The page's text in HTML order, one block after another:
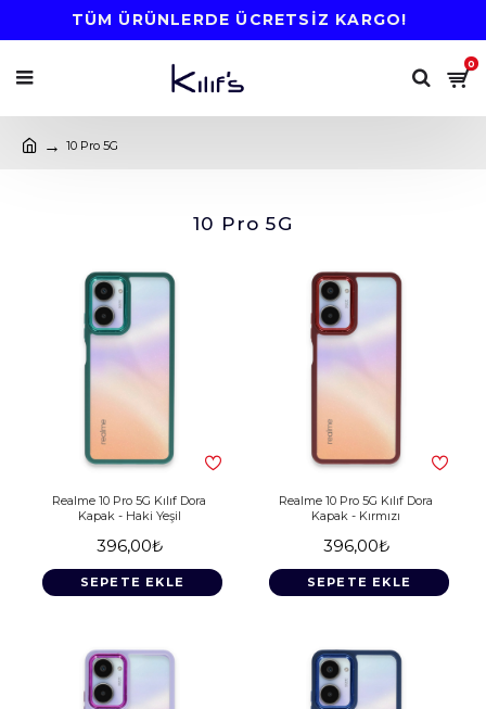
TÜM ÜRÜNLERDE ÜCRETSİZ KARGO!
0
10 Pro 5G
10 Pro 5G
Realme 10 Pro 5G Kılıf Dora
Kapak - Haki Yeşil
396,00₺
SEPETE EKLE
Realme 10 Pro 5G Kılıf Dora
Kapak - Kırmızı
396,00₺
SEPETE EKLE